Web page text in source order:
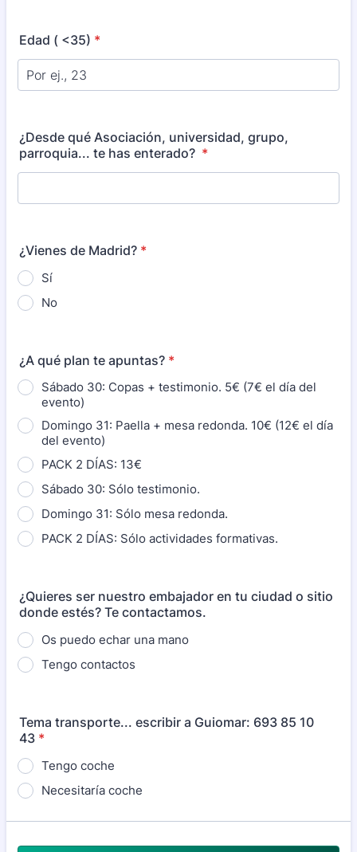
Edad ( <35) *
¿Desde qué Asociación, universidad, grupo,
parroquia... te has enterado? *
¿Vienes de Madrid? *
Sí
No
¿A qué plan te apuntas? *
Sábado 30: Copas + testimonio. 5€ (7€ el día del
evento)
Domingo 31: Paella + mesa redonda. 10€ (12€ el día
del evento)
PACK 2 DÍAS: 13€
Sábado 30: Sólo testimonio.
Domingo 31: Sólo mesa redonda.
PACK 2 DÍAS: Sólo actividades formativas.
¿Quieres ser nuestro embajador en tu ciudad o sitio
donde estés? Te contactamos.
Os puedo echar una mano
Tengo contactos
Tema transporte... escribir a Guiomar: 693 85 10
43 *
Tengo coche
Necesitaría coche